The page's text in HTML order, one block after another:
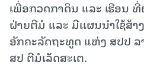
ເພື່ອກວດກາດິນ ແລະ ເຮືອນ
ຝ່າຍຕີມໍ ແລະ ມີເເຜນນຳໃຊ້ສ້າ
ອັກຄະລັດຖະທູດ ແຫ່ງ ສປປ
ສປ ຕີມໍເລັດສະເຕ.